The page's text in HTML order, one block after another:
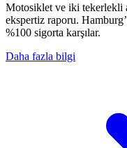
Motosiklet ve iki tekerlekli
ekspertiz raporu.
%100 sigorta karşılar.
Daha fazla bilgi